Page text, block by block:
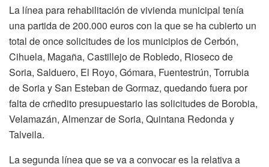
La línea para rehabilitación de vivienda municipal tenía
una partida de 200.000 euros con la que se ha cubierto un
total de once solicitudes de los municipios de Cerbón,
Cihuela, Magaña, Castillejo de Robledo, Rioseco de
Soria, Salduero, El Royo, Gómara, Fuentestrún, Torrubia
de Soria y San Esteban de Gormaz, quedando fuera por
falta de crñedito presupuestario las solicitudes de Borobia,
Velamazán, Almenzar de Soria, Quintana Redonda y
Talveila.
La segunda línea que se va a convocar es la relativa a